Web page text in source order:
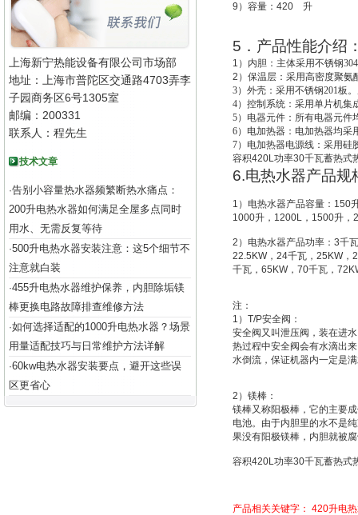
上海新宁热能设备有限公司市场部
地址：上海市普陀区交通路4703弄李
子园商务区6号1305室
邮编：200331
联系人：程先生
技术文章
·告别小容量热水器频繁断热水痛点：
200升电热水器如何满足全屋多点同时
用水、无需反复等待
·500升电热水器安装注意：这5个细节不
注意就白装
·455升电热水器维护保养，内胆除垢镁
棒更换电路故障排查维修方法
·如何选择适配的1000升电热水器？场景
用量适配技巧与日常维护方法详解
·60kw电热水器安装要点，避开这些误
区更省心
9 ）容量： 420 升
5 ．产品性能介绍
1 ） 内胆：主体采用不锈钢
2 ） 保温层：采用高密度聚氨
3）外壳：采用不锈钢201板
4）控制系统：采用单片机集
5）电器元件：所有电器元件
6）电加热器：电加热器均采
7）电加热器电源线：采用硅
容积420L功率30千瓦蓄热式
6.电热水器产品规
1 ）电热水器产品容量： 150
1000升 ， 1200L ， 1500升 ，
2 ）电热水器产品功率： 3千
22.5KW， 24千瓦， 25KW，
千瓦， 65KW， 70千瓦，
注：
1 ） T/P安全阀：
安全阀又叫泄压阀 ，装在进
热过程中安全阀会有水滴出
水倒流，保证机器内一定是
2 ） 镁棒：
镁棒又称阳极棒 ，它的主要
电池。由于内胆里的水不是
果没有阳极镁棒，内胆就被
容积420L功率30千瓦蓄热式
产品相关关键字： 420升电